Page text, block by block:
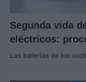
Segunda vida
eléctricos:
Las baterías de los